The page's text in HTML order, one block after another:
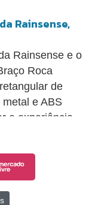
Rainsense,
Rainsense e o
Roca
de
e ABS
a experiência
impacto